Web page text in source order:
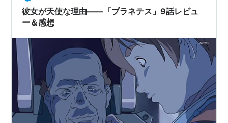
彼女が天使な理由――「プラネテス」9話レビュ
ー＆感想